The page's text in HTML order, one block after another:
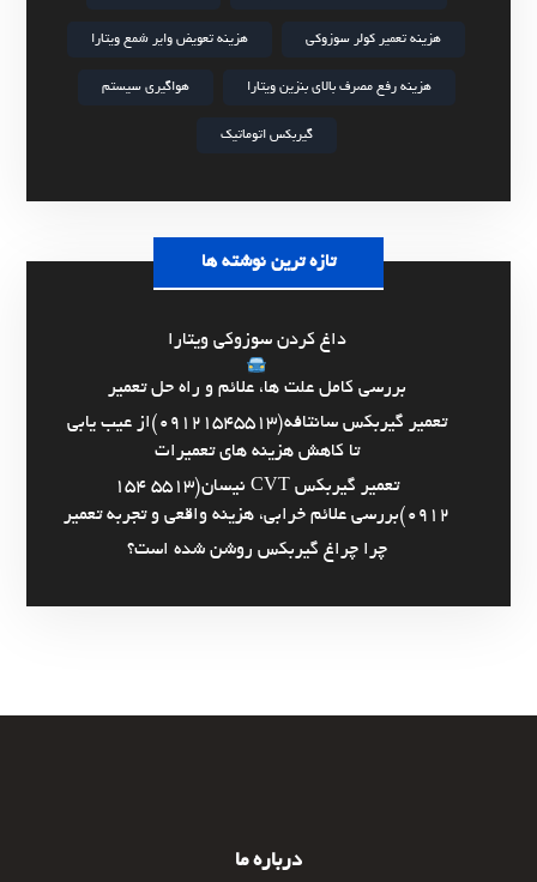
هزینه تعمیر کولر سوزوکی هزینه تعویض وایر شمع ویتارا
هزینه رفع مصرف بالای بنزین ویتارا هواگیری سیستم
گیربکس اتوماتیک
تازه ترین نوشته ها
داغ کردن سوزوکی ویتارا
بررسی کامل علت ها، علائم و راه حل تعمیر
تعمیر گیربکس سانتافه(09121545513)از عیب یابی
تا کاهش هزینه های تعمیرات
تعمیر گیربکس CVT نیسان(5513 154
0912)بررسی علائم خرابی، هزینه واقعی و تجربه تعمیر
چرا چراغ گیربکس روشن شده است؟
درباره ما